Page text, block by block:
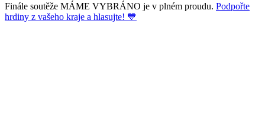
Finále soutěže MÁME VYBRÁNO je v plném proudu. Podpořte
hrdiny z vašeho kraje a hlasujte! 💙